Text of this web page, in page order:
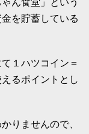
を貯蓄している
１ハツコイン＝
るポイントとし
りませんので、